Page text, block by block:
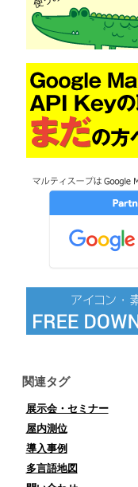
関連タグ
展示会・セミナー
屋内測位
導入事例
多言語地図